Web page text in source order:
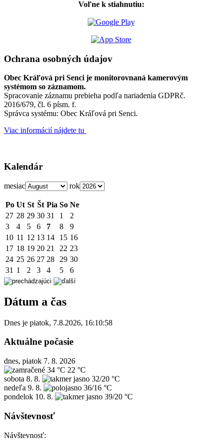
Voľne k stiahnutiu:
Ochrana osobných údajov
Obec Kráľová pri Senci je monitorovnaná kamerovým
systémom so záznamom.
Spracovanie záznamu prebieha podľa nariadenia GDPRč.
2016/679, čl. 6 písm. f.
Správca systému: Obec Kráľová pri Senci.
Viac informácií nájdete tu
Kalendár
mesiac rok
Po Ut St Št Pia So Ne
27 28 29 30 31 1
2
3
4 5 6 7 8
9
10 11 12 13 14 15 16
17 18 19 20 21 22 23
24 25 26 27 28 29 30
31 1 2 3 4 5 6
Dátum a čas
Dnes je piatok, 7.8.2026, 16:10:58
Aktuálne počasie
dnes, piatok 7. 8. 2026
34 °C 22 °C
sobota 8. 8.
32/20 °C
nedeľa 9. 8.
36/16 °C
pondelok 10. 8. 39/20 °C
Návštevnosť
Návštevnosť: